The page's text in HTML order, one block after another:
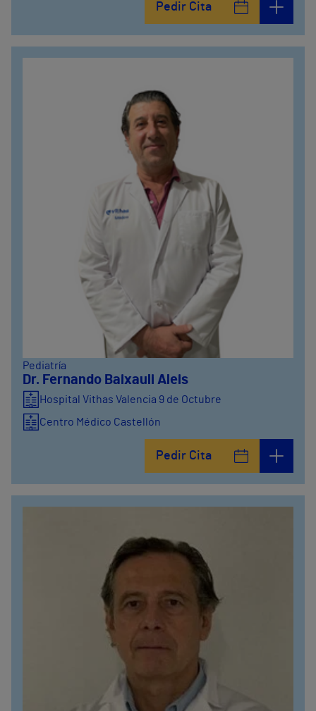
Pedir Cita
Pediatría
Dr. Fernando Baixauli Aleis
Hospital Vithas Valencia 9 de Octubre
Centro Médico Castellón
Pedir Cita